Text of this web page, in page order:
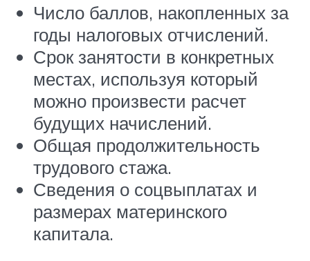
Число баллов, накопленных за
годы налоговых отчислений.
Срок занятости в конкретных
местах, используя который
можно произвести расчет
будущих начислений.
Общая продолжительность
трудового стажа.
Сведения о соцвыплатах и
размерах материнского
капитала.